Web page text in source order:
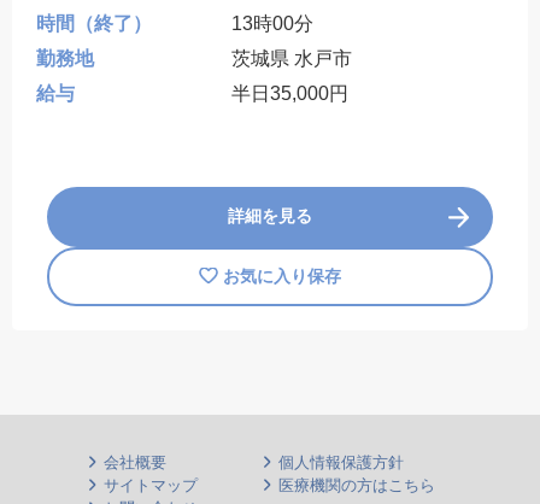
時間（終了）
13時00分
勤務地
茨城県 水戸市
給与
半日35,000円
詳細を見る
お気に入り保存
会社概要
個人情報保護方針
サイトマップ
医療機関の方はこちら